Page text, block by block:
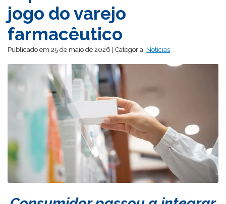
jogo do varejo
farmacêutico
Publicado em 25 de maio de 2026 | Categoria: Notícias